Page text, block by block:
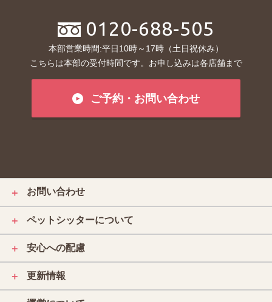
0120-688-505
本部営業時間:平日10時～17時（土日祝休み）
こちらは本部の受付時間です。お申し込みは各店舗まで
ご予約・お問い合わせ
＋ お問い合わせ
＋ ペットシッターについて
＋ 安心への配慮
＋ 更新情報